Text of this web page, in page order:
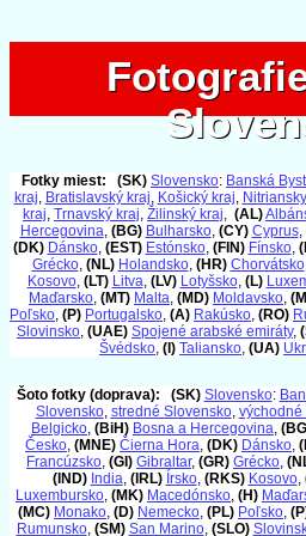
Fotky miest: (SK) Slovensko: Banská
kraj, Bratislavský kraj, Košický kraj,
kraj, Trnavský kraj, Žilinský kraj, (AL)
Hercegovina, (BG) Bulharsko, (CY) Cyprus,
(DK) Dánsko, (EST) Estónsko, (FIN) Fínsko,
Grécko, (NL) Holandsko, (HR) Chorvátsko
Kosovo, (LT) Litva, (LV) Lotyšsko, (L)
Maďarsko, (MT) Malta, (MD) Moldavsko,
Poľsko, (P) Portugalsko, (A) Rakúsko, (RO)
Slovinsko, (UAE) Spojené arabské emiráty,
Švédsko, (I) Taliansko, (UA)
Šoto fotky (doprava): (SK) Slovensko:
Slovensko, stredné Slovensko, východné
Belgicko, (BiH) Bosna a Hercegovina,
Česko, (MNE) Čierna Hora, (DK) Dánsko,
Francúzsko, (GI) Gibraltar, (GR) Grécko,
(IND) India, (IRL) Írsko, (RKS) Kosovo,
Luxembursko, (MK) Macedónsko, (H)
(MC) Monako, (D) Nemecko, (PL) Poľsko,
Rumunsko, (SM) San Marino, (SLO)